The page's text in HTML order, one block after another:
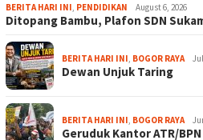
BERITA HARI INI, PENDIDIKAN August 6, 2026
Ditopang Bambu, Plafon SDN
BERITA HARI INI, BOGOR RAYA
Dewan Unjuk Taring
BERITA HARI INI, BOGOR RAYA
Geruduk Kantor ATR/